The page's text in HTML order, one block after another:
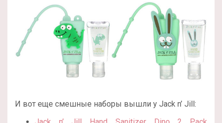
И вот еще смешные наборы вышли у Jack n’ Jill: